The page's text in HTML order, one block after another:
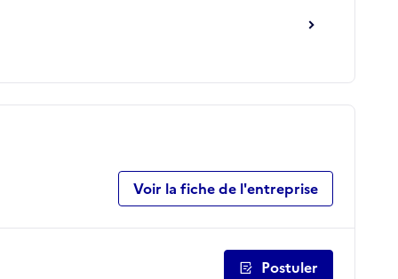
Voir la fiche de l'entreprise
Postuler